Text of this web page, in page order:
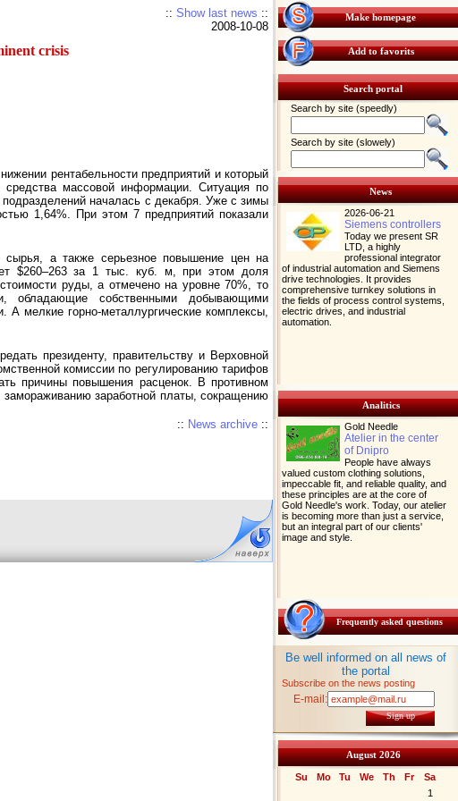
:: Show last news ::
2008-10-08
crisis
рентабельности предприятий и который
массовой информации. Ситуация по
началась с декабря. Уже с зимы
1,64%. При этом 7 предприятий показали
сырья, а также серьезное повышение цен на
$260–263 за 1 тыс. куб. м, при этом доля
руды, а отмечено на уровне 70%, то
обладающие собственными добывающими
мелкие горно-металлургические комплексы,
президенту, правительству и Верховной
комиссии по регулированию тарифов
причины повышения расценок. В противном
замораживанию заработной платы, сокращению
:: News archive ::
Make homepage
Add to favorits
Search portal
Search by site (speedly)
Search by site (slowely)
News
2026-06-21
Siemens controllers
Today we present SR
LTD, a highly
professional integrator
of industrial automation and Siemens
drive technologies. It provides
comprehensive turnkey solutions in
the fields of process control systems,
electric drives, and industrial
automation.
Analitics
Gold Needle
Atelier in the center
of Dnipro
People have always
valued custom clothing solutions,
impeccable fit, and reliable quality, and
these principles are at the core of
Gold Needle's work. Today, our atelier
is becoming more than just a service,
but an integral part of our clients'
image and style.
Frequently asked questions
Be well informed on all news of
the portal
Subscribe on the news posting
E-mail:
Sign up
August 2026
Su Mo Tu We Th Fr
Sa
1